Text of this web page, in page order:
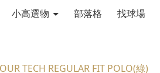
小高選物 部落格 找球場
TECH REGULAR FIT POLO(綠)